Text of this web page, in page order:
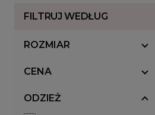
FILTRUJ WEDŁUG
ROZMIAR
CENA
ODZIEŻ